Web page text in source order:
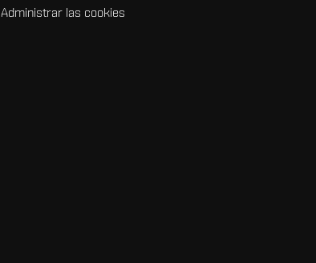
Administrar las cookies